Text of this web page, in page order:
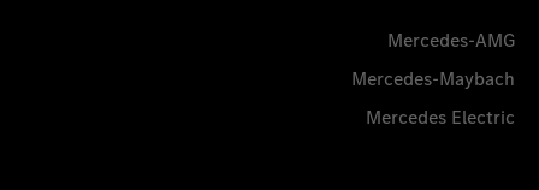
Mercedes-AMG
Mercedes-Maybach
Mercedes Electric